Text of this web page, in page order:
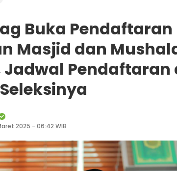
Buka Pendaftaran
Masjid dan
Jadwal Pendaftaran
2025 - 06:42 WIB